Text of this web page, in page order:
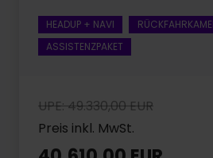
HEADUP + NAVI
ASSISTENZPAKET
UPE: 49.330,00 EUR
Preis inkl. MwSt.